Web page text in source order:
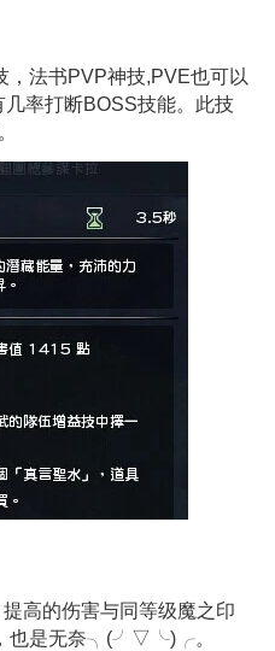
法书PVP神技,PVE也可以
率打断BOSS技能。此技
的伤害与同等级魔之印
，也是无奈╮(╯▽╰)╭。